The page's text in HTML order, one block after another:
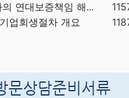
의 연대보증책임 해...
업회생절차 개요
문상담준비서류